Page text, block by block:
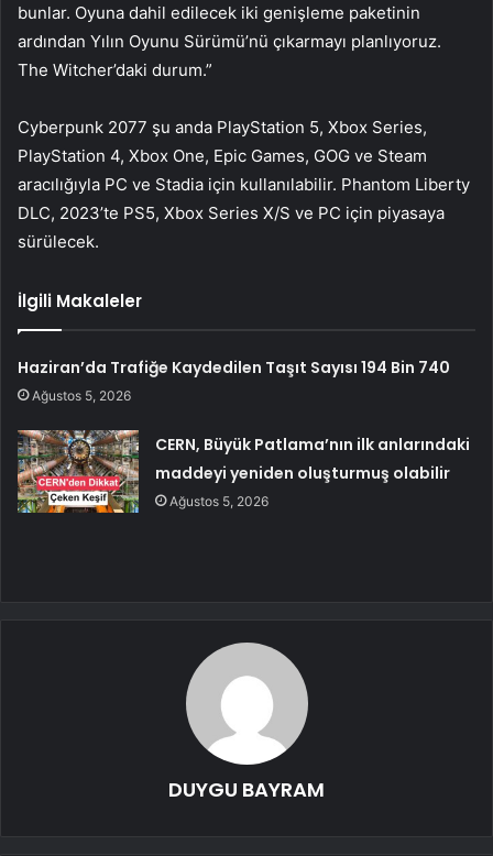
bunlar. Oyuna dahil edilecek iki genişleme paketinin
ardından Yılın Oyunu Sürümü’nü çıkarmayı planlıyoruz.
The Witcher’daki durum.”
Cyberpunk 2077 şu anda PlayStation 5, Xbox Series,
PlayStation 4, Xbox One, Epic Games, GOG ve Steam
aracılığıyla PC ve Stadia için kullanılabilir. Phantom Liberty
DLC, 2023’te PS5, Xbox Series X/S ve PC için piyasaya
sürülecek.
İlgili Makaleler
Haziran’da Trafiğe Kaydedilen Taşıt Sayısı 194 Bin 740
Ağustos 5, 2026
CERN, Büyük Patlama’nın ilk anlarındaki
maddeyi yeniden oluşturmuş olabilir
Ağustos 5, 2026
DUYGU BAYRAM